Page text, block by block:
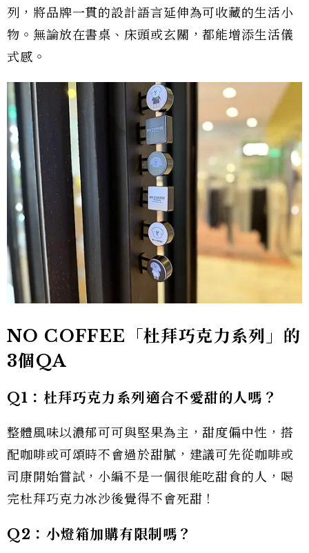
列，將品牌一貫的設計語言延伸為可收藏的生活小
物。無論放在書桌、床頭或玄關，都能增添生活儀
式感。
NO COFFEE「杜拜巧克力系列」的
3個QA
Q1：杜拜巧克力系列適合不愛甜的人嗎？
整體風味以濃郁可可與堅果為主，甜度偏中性，搭
配咖啡或可頌時不會過於甜膩，建議可先從咖啡或
司康開始嘗試，小編不是一個很能吃甜食的人，喝
完杜拜巧克力冰沙後覺得不會死甜！
Q2：小燈箱加購有限制嗎？